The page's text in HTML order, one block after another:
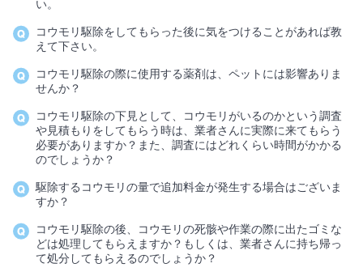
い。
コウモリ駆除をしてもらった後に気をつけることがあれば教
えて下さい。
コウモリ駆除の際に使用する薬剤は、ペットには影響ありま
せんか？
コウモリ駆除の下見として、コウモリがいるのかという調査
や見積もりをしてもらう時は、業者さんに実際に来てもらう
必要がありますか？また、調査にはどれくらい時間がかかる
のでしょうか？
駆除するコウモリの量で追加料金が発生する場合はございま
すか？
コウモリ駆除の後、コウモリの死骸や作業の際に出たゴミな
どは処理してもらえますか？もしくは、業者さんに持ち帰っ
て処分してもらえるのでしょうか？